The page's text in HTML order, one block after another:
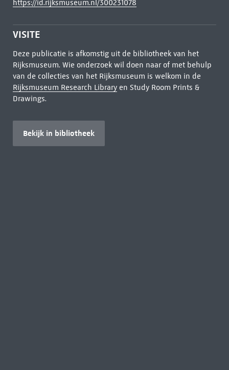
https://id.rijksmuseum.nl/300231078
VISITE
Deze publicatie is afkomstig uit de bibliotheek van het
Rijksmuseum. Wie onderzoek wil doen naar of met behulp
van de collecties van het Rijksmuseum is welkom in de
Rijksmuseum Research Libraryen Study Room Prints &
Drawings.
Bekijk in bibliotheek